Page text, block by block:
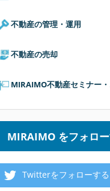
不動産の管理・運用
不動産の売却
MIRAIMO不動産セミナー
MIRAIMO をフォロ
Twitterをフォローする